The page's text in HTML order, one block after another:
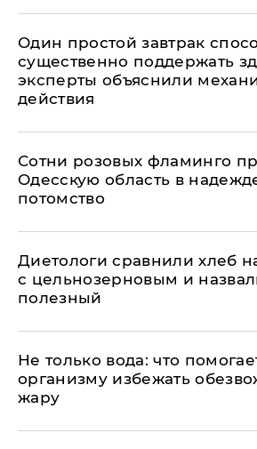
Один простой завтрак
существенно поддержать
эксперты объяснили
действия
Сотни розовых фламинго
Одесскую область в
потомство
Диетологи сравнили хлеб
с цельнозерновым и
полезный
Не только вода: что
организму избежать
жару